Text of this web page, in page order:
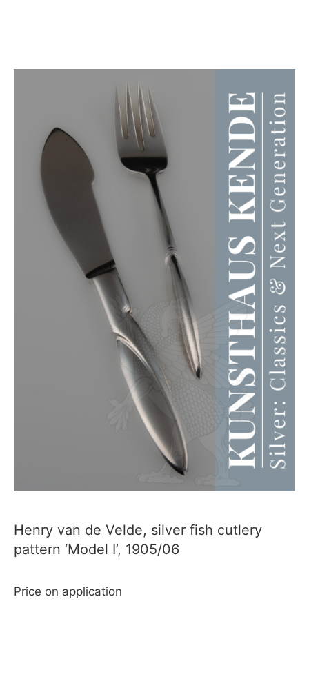
Henry van de Velde, silver fish cutlery
pattern ‘Model I’, 1905/06
Price on application